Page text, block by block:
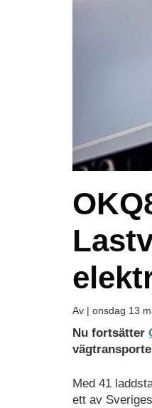
Av | onsdag 13
Ladda
ned
PDF
Nu fortsätter
Med 41
ett av